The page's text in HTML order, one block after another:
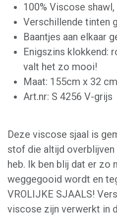
100% Viscose
Verschillende tinten
Baantjes aan elkaar
Enigszins klokkend:
valt het zo mooi!
Maat: 155cm x 32 cm
Art.nr: S 4256 V-grijs
Deze viscose sjaal is
stof die altijd
heb. Ik ben blij dat er zo
weggegooid wordt en
VROLIJKE SJAALS!
viscose zijn verwerkt in